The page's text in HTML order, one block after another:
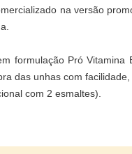
na versão
formulação Pró
das unhas com
com 2 esmaltes).